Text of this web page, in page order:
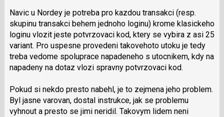
následující
a
P
pro
předchozí
nový
Navic u Nordey je potreba pro kazdou transakci (resp.
skupinu transakci behem jednoho loginu) krome klasickeho
loginu vlozit jeste potvrzovaci kod, ktery se vybira z asi 25
variant. Pro uspesne provedeni takovehoto utoku je tedy
treba vedome spoluprace napadeneho s utocnikem, kdy na
napadeny na dotaz vlozi spravny potvrzovaci kod.
Pokud si nekdo presto nabehl, je to zejmena jeho problem.
Byl jasne varovan, dostal instrukce, jak se problemu
vyhnout a presto se jimi neridil. Takovym lidem neni